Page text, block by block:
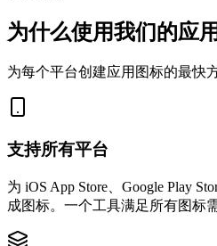
为什么使用我们的应
为每个平台创建应用图标的最快方
支持所有平台
为 iOS App Store、Google Play
成图标。一个工具满足所有图标需